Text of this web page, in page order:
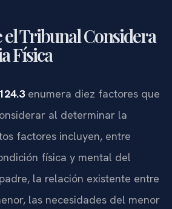
el Tribunal Considera
Física
enumera diez factores que
al determinar la
factores incluyen, entre
física y mental del
la relación existente entre
las necesidades del menor